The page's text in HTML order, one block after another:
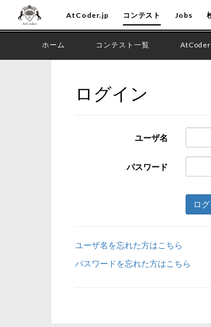
AtCoder.jp コンテスト Jobs
ホーム コンテスト一覧
ログイン
ユーザ名
パスワード
ロ
ユーザ名を忘れた方はこちら
パスワードを忘れた方はこちら